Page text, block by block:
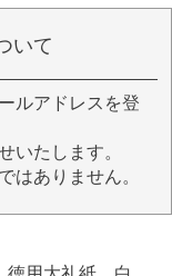
いて
ルアドレスを登
いたします。
はありません。